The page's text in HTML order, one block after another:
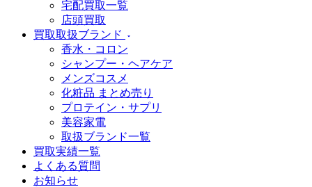
宅配買取一覧
店頭買取
買取取扱ブランド
香水・コロン
シャンプー・ヘアケア
メンズコスメ
化粧品 まとめ売り
プロテイン・サプリ
美容家電
取扱ブランド一覧
買取実績一覧
よくある質問
お知らせ